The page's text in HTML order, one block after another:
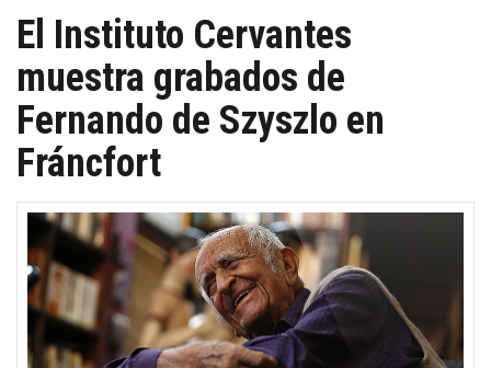
El Instituto Cervantes
muestra grabados de
Fernando de Szyszlo en
Fráncfort